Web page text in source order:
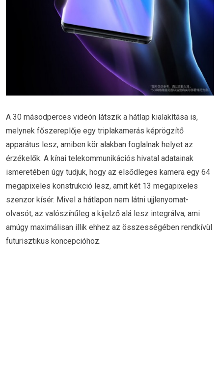
A 30 másodperces videón látszik a hátlap kialakítása is,
melynek főszereplője egy triplakamerás képrögzítő
apparátus lesz, amiben kör alakban foglalnak helyet az
érzékelők. A kínai telekommunikációs hivatal adatainak
ismeretében úgy tudjuk, hogy az elsődleges kamera egy 64
megapixeles konstrukció lesz, amit két 13 megapixeles
szenzor kísér. Mivel a hátlapon nem látni ujjlenyomat-
olvasót, az valószínűleg a kijelző alá lesz integrálva, ami
amúgy maximálisan illik ehhez az összességében rendkívül
futurisztikus koncepcióhoz.